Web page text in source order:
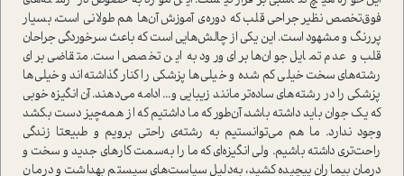
فوق‌تخصص نظیر جراحی قلب که دوره‌ی آموزش آن‌‌ها هم طولانی ا‌ست، بسیار
پررنگ و مشهود ا‌ست. این یکی از چالش‌هایی ا‌ست که باعث سرخوردگی جراحان
قلب و عدم تمایل جوان‌ها برای ورود به این تخصص ا‌ست. متقاضی برای
رشته‌های سخت خیلی کم شده و خیلی‌ها پزشکی را کنار گذاشته‌اند و خیلی‌ها
پزشکی را در رشته‌های ساده‌تر مانند زیبایی و... ادامه می‌دهند. آن انگیزه خوبی
که یک جوان باید داشته باشد، آن‌طور که ما داشتیم که از همه‌چیز دست بکشد
وجود ندارد. ما هم می‌توانستیم به رشته‌ی راحتی برویم و طبیعتا زندگی
راحت‌تری داشته باشیم. ولی انگیزه‌ای که ما را به‌سمت کارهای جدید و سخت و
درمان بیماران پیچیده کشید، به‌دلیل سیا‌ست‌های سیستم بهداشت و درمان